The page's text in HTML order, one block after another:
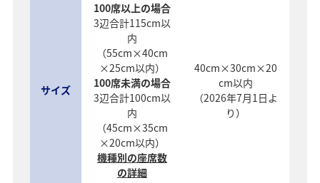
サイズ
100席以上の場合
3辺合計115cm以
内
（55cm×40cm
×25cm以内）
100席未満の場合
3辺合計100cm以
内
（45cm×35cm
×20cm以内）
機種別の座席数
の詳細
40cm×30cm×20
cm以内
（2026年7月1日よ
り）